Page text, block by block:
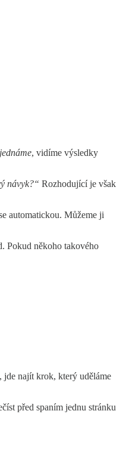
jednáme, vidíme výsledky
návyk?“ Rozhodující je však
automatickou. Můžeme ji
Pokud někoho takového
jde najít krok, který uděláme
před spaním jednu stránku